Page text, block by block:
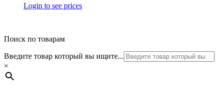
Login to see prices
Поиск по товарам
Введите товар который вы ищите...
×